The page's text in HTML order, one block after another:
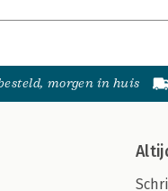
morgen in huis